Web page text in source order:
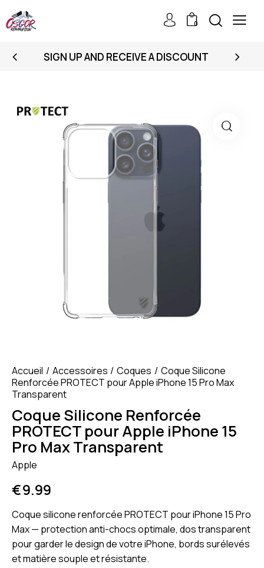
0
SIGN UP AND RECEIVE A DISCOUNT
Accueil Accessoires Coques
Coque Silicone
Renforcée PROTECT pour Apple iPhone 15 Pro Max
Transparent
Coque Silicone Renforcée
PROTECT pour Apple iPhone 15
Pro Max Transparent
Apple
€9.99
Coque silicone renforcée PROTECT pour iPhone 15 Pro
Max — protection anti-chocs optimale, dos transparent
pour garder le design de votre iPhone, bords surélevés
et matière souple et résistante.